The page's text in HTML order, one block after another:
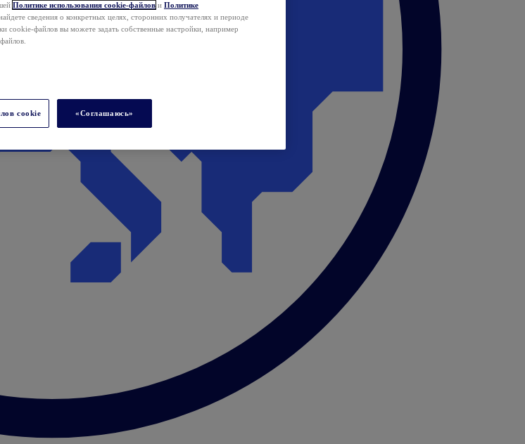
Политике использования cookie-файлов и Политике
сведения о конкретных целях, сторонних получателях и периоде
cookie-файлов вы можете задать собственные настройки, например
cookie «Соглашаюсь»